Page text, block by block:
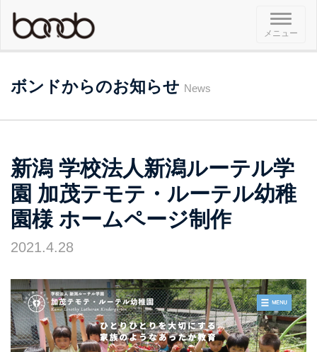
メ
ニ
ュ
メニュー
ボンドからのお知らせ News
新潟 学校法人新潟ルーテル学
園 加茂テモテ・ルーテル幼稚
園様 ホームページ制作
2021.4.28